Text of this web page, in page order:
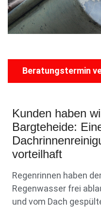
Beratungstermin
Kunden haben
Bargteheide:
vorteilhaft
Regenrinnen haben
Regenwasser frei
und vom Dach